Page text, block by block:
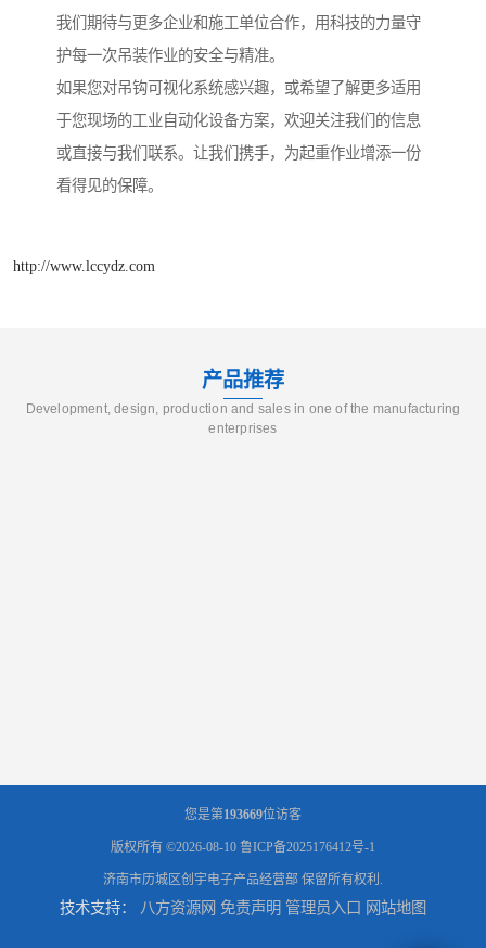
我们期待与更多企业和施工单位合作，用科技的力量守
护每一次吊装作业的安全与精准。
如果您对吊钩可视化系统感兴趣，或希望了解更多适用
于您现场的工业自动化设备方案，欢迎关注我们的信息
或直接与我们联系。让我们携手，为起重作业增添一份
看得见的保障。
http://www.lccydz.com
产品推荐
Development, design, production and sales in one of the manufacturing
enterprises
您是第193669位访客
版权所有 ©2026-08-10 鲁ICP备2025176412号-1
济南市历城区创宇电子产品经营部 保留所有权利.
技术支持： 八方资源网 免责声明 管理员入口 网站地图